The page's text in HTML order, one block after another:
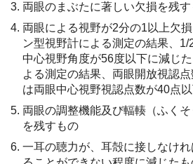
両眼のまぶたに著しい欠損を残
両眼による視野が2分の1以上欠
ン型視野計による測定の結果、
中心視野角度が56度以下に減じ
よる測定の結果、両眼開放視認
は両眼中心視野視認点数が40点
両眼の調整機能及び輻輳（ふく
を残すもの
一耳の聴力が、耳殻に接しなけ